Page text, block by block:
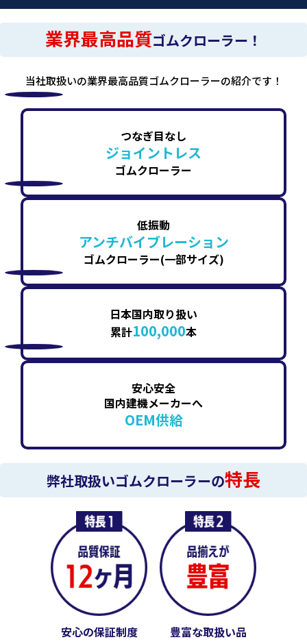
業界最高品質ゴムクローラー！
当社取扱いの業界最高品質ゴムクローラーの紹介です！
つなぎ目なし
ジョイントレス
ゴムクローラー
低振動
アンチバイブレーション
ゴムクローラー(一部サイズ)
日本国内取り扱い
累計100,000本
安心安全
国内建機メーカーへ
OEM供給
弊社取扱いゴムクローラーの特長
安心の保証制度 豊富な取扱い品